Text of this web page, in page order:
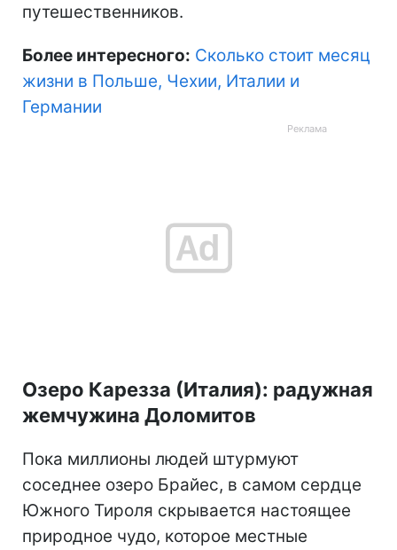
путешественников.
Более интересного: Сколько стоит месяц
жизни в Польше, Чехии, Италии и
Германии
Озеро Карезза (Италия): радужная
жемчужина Доломитов
Пока миллионы людей штурмуют
соседнее озеро Брайес, в самом сердце
Южного Тироля скрывается настоящее
природное чудо, которое местные